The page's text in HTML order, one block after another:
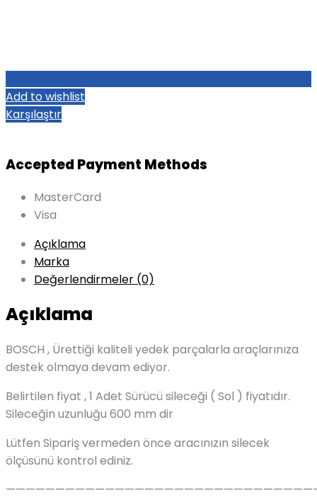
Add to wishlist
Karşılaştır
Accepted Payment Methods
MasterCard
Visa
Açıklama
Marka
Değerlendirmeler (0)
Açıklama
BOSCH , Ürettiği kaliteli yedek parçalarla araçlarınıza
destek olmaya devam ediyor.
Belirtilen fiyat , 1 Adet Sürücü sileceği ( Sol ) fiyatıdır.
Sileceğin uzunluğu 600 mm dir
Lütfen Sipariş vermeden önce aracınızın silecek
ölçüsünü kontrol ediniz.